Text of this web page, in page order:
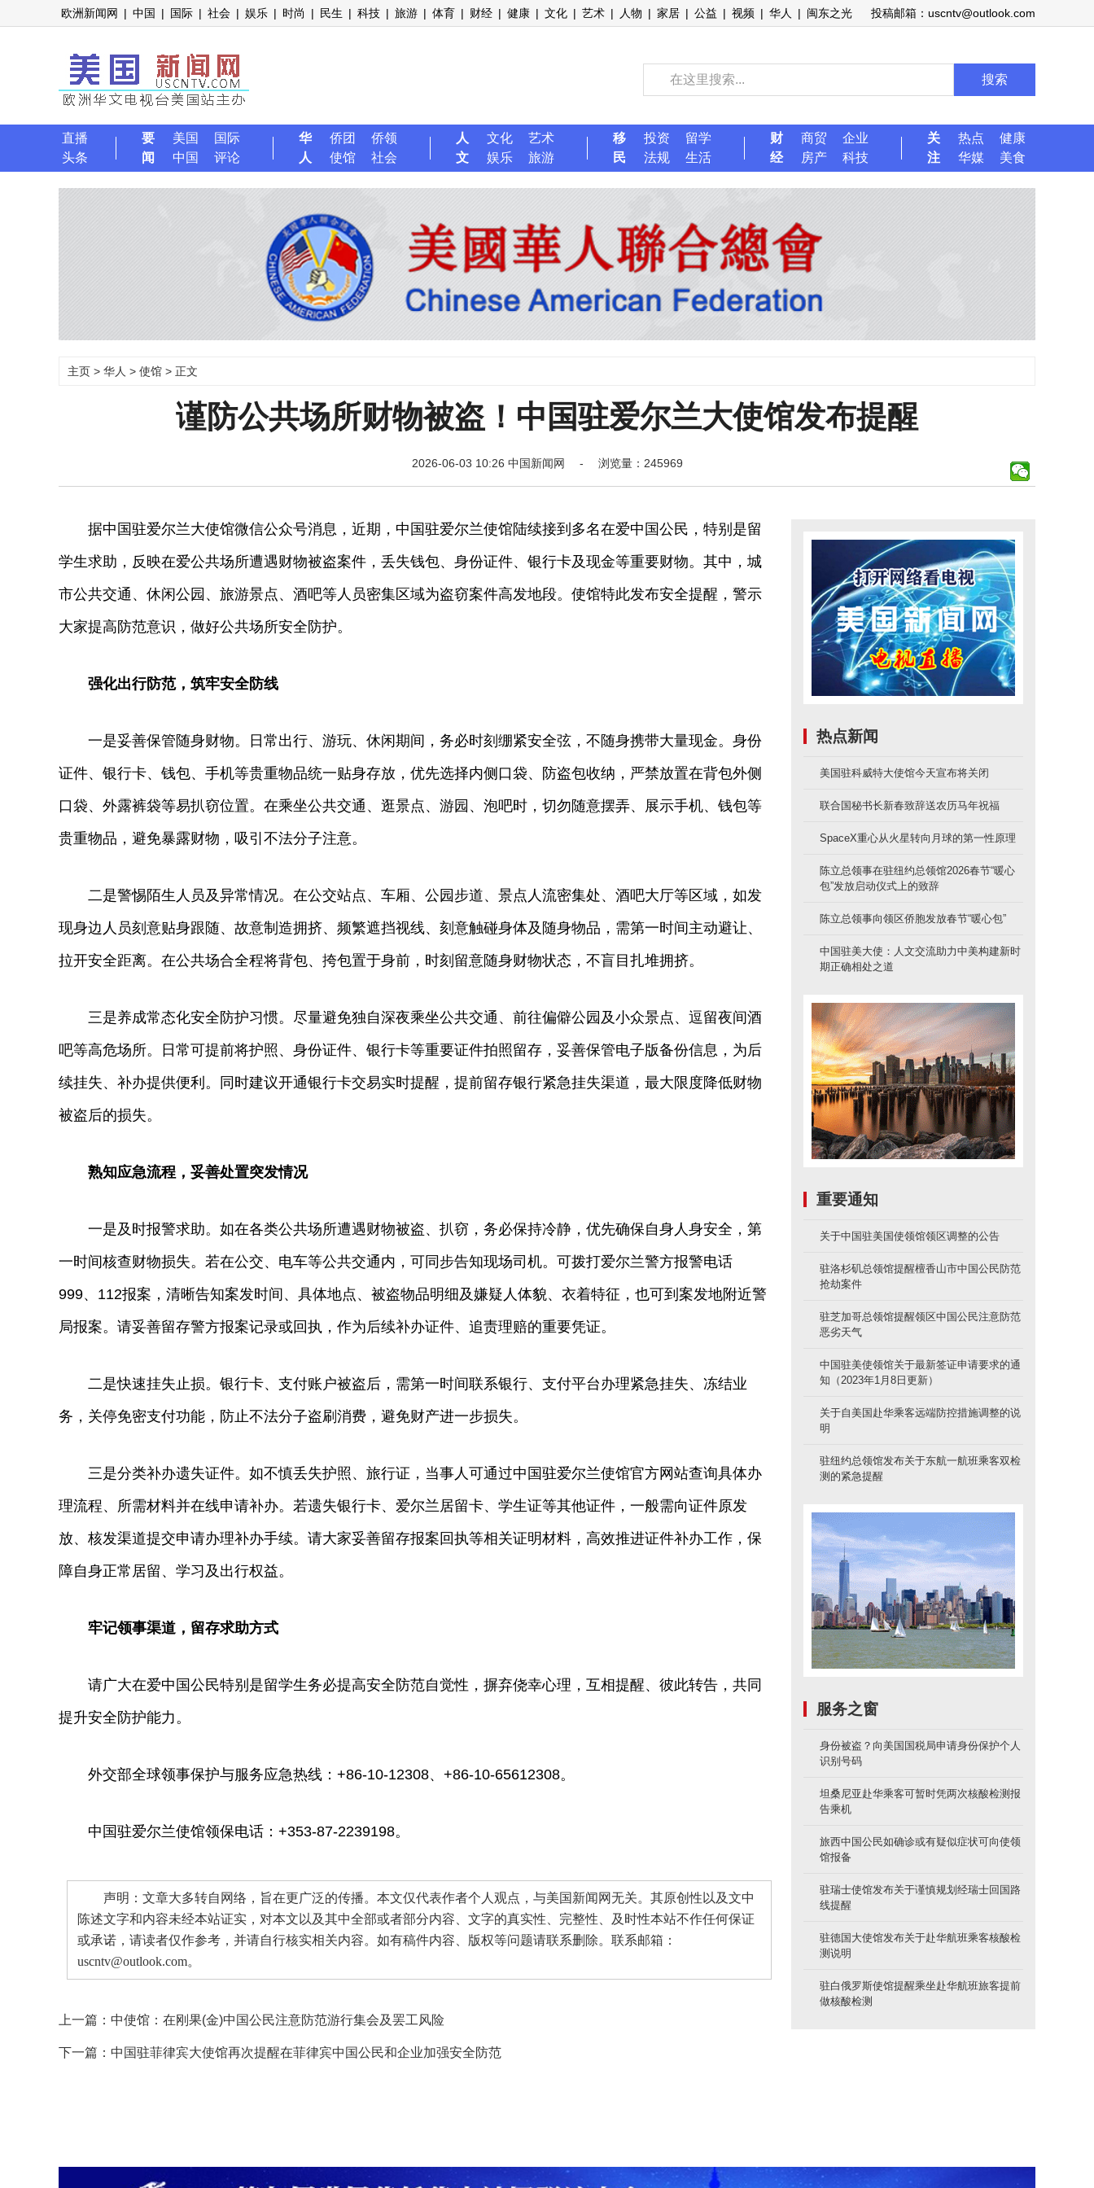
欧洲新闻网 | 中国 | 国际 | 社会 | 娱乐 | 时尚 | 民生 | 科技 | 旅游 | 体育 | 财经 | 健康 | 文化 | 艺术 | 人物 | 家居 | 公益 | 视频 | 华人 | 闽东之光 投稿邮箱：uscntv@outlook.com
搜索
直播
头条
要
闻
美国
国际
中国
评论
华
人
侨团
侨领
使馆
社会
人
文
文化
艺术
娱乐
旅游
移
民
投资
留学
法规
生活
财
经
商贸
企业
房产
科技
关
注
热点
健康
华媒
美食
主页 > 华人 > 使馆 > 正文
谨防公共场所财物被盗！中国驻爱尔兰大使馆发布提醒
2026-06-03 10:26 中国新闻网 - 浏览量：245969
据中国驻爱尔兰大使馆微信公众号消息，近期，中国驻爱尔兰使馆陆续接到多名在爱中国公民，特别是留
学生求助，反映在爱公共场所遭遇财物被盗案件，丢失钱包、身份证件、银行卡及现金等重要财物。其中，城
市公共交通、休闲公园、旅游景点、酒吧等人员密集区域为盗窃案件高发地段。使馆特此发布安全提醒，警示
大家提高防范意识，做好公共场所安全防护。
强化出行防范，筑牢安全防线
一是妥善保管随身财物。日常出行、游玩、休闲期间，务必时刻绷紧安全弦，不随身携带大量现金。身份
证件、银行卡、钱包、手机等贵重物品统一贴身存放，优先选择内侧口袋、防盗包收纳，严禁放置在背包外侧
口袋、外露裤袋等易扒窃位置。在乘坐公共交通、逛景点、游园、泡吧时，切勿随意摆弄、展示手机、钱包等
贵重物品，避免暴露财物，吸引不法分子注意。
二是警惕陌生人员及异常情况。在公交站点、车厢、公园步道、景点人流密集处、酒吧大厅等区域，如发
现身边人员刻意贴身跟随、故意制造拥挤、频繁遮挡视线、刻意触碰身体及随身物品，需第一时间主动避让、
拉开安全距离。在公共场合全程将背包、挎包置于身前，时刻留意随身财物状态，不盲目扎堆拥挤。
三是养成常态化安全防护习惯。尽量避免独自深夜乘坐公共交通、前往偏僻公园及小众景点、逗留夜间酒
吧等高危场所。日常可提前将护照、身份证件、银行卡等重要证件拍照留存，妥善保管电子版备份信息，为后
续挂失、补办提供便利。同时建议开通银行卡交易实时提醒，提前留存银行紧急挂失渠道，最大限度降低财物
被盗后的损失。
熟知应急流程，妥善处置突发情况
一是及时报警求助。如在各类公共场所遭遇财物被盗、扒窃，务必保持冷静，优先确保自身人身安全，第
一时间核查财物损失。若在公交、电车等公共交通内，可同步告知现场司机。可拨打爱尔兰警方报警电话
999、112报案，清晰告知案发时间、具体地点、被盗物品明细及嫌疑人体貌、衣着特征，也可到案发地附近警
局报案。请妥善留存警方报案记录或回执，作为后续补办证件、追责理赔的重要凭证。
二是快速挂失止损。银行卡、支付账户被盗后，需第一时间联系银行、支付平台办理紧急挂失、冻结业
务，关停免密支付功能，防止不法分子盗刷消费，避免财产进一步损失。
三是分类补办遗失证件。如不慎丢失护照、旅行证，当事人可通过中国驻爱尔兰使馆官方网站查询具体办
理流程、所需材料并在线申请补办。若遗失银行卡、爱尔兰居留卡、学生证等其他证件，一般需向证件原发
放、核发渠道提交申请办理补办手续。请大家妥善留存报案回执等相关证明材料，高效推进证件补办工作，保
障自身正常居留、学习及出行权益。
牢记领事渠道，留存求助方式
请广大在爱中国公民特别是留学生务必提高安全防范自觉性，摒弃侥幸心理，互相提醒、彼此转告，共同
提升安全防护能力。
外交部全球领事保护与服务应急热线：+86-10-12308、+86-10-65612308。
中国驻爱尔兰使馆领保电话：+353-87-2239198。
声明：文章大多转自网络，旨在更广泛的传播。本文仅代表作者个人观点，与美国新闻网无关。其原创性以及文中
陈述文字和内容未经本站证实，对本文以及其中全部或者部分内容、文字的真实性、完整性、及时性本站不作任何保证
或承诺，请读者仅作参考，并请自行核实相关内容。如有稿件内容、版权等问题请联系删除。联系邮箱：
uscntv@outlook.com。
上一篇： 中使馆：在刚果(金)中国公民注意防范游行集会及罢工风险
下一篇： 中国驻菲律宾大使馆再次提醒在菲律宾中国公民和企业加强安全防范
热点新闻
美国驻科威特大使馆今天宣布将关闭
联合国秘书长新春致辞送农历马年祝福
SpaceX重心从火星转向月球的第一性原理
陈立总领事在驻纽约总领馆2026春节“暖心
包”发放启动仪式上的致辞
陈立总领事向领区侨胞发放春节“暖心包”
中国驻美大使：人文交流助力中美构建新时
期正确相处之道
重要通知
关于中国驻美国使领馆领区调整的公告
驻洛杉矶总领馆提醒檀香山市中国公民防范
抢劫案件
驻芝加哥总领馆提醒领区中国公民注意防范
恶劣天气
中国驻美使领馆关于最新签证申请要求的通
知（2023年1月8日更新）
关于自美国赴华乘客远端防控措施调整的说
明
驻纽约总领馆发布关于东航一航班乘客双检
测的紧急提醒
服务之窗
身份被盗？向美国国税局申请身份保护个人
识别号码
坦桑尼亚赴华乘客可暂时凭两次核酸检测报
告乘机
旅西中国公民如确诊或有疑似症状可向使领
馆报备
驻瑞士使馆发布关于谨慎规划经瑞士回国路
线提醒
驻德国大使馆发布关于赴华航班乘客核酸检
测说明
驻白俄罗斯使馆提醒乘坐赴华航班旅客提前
做核酸检测